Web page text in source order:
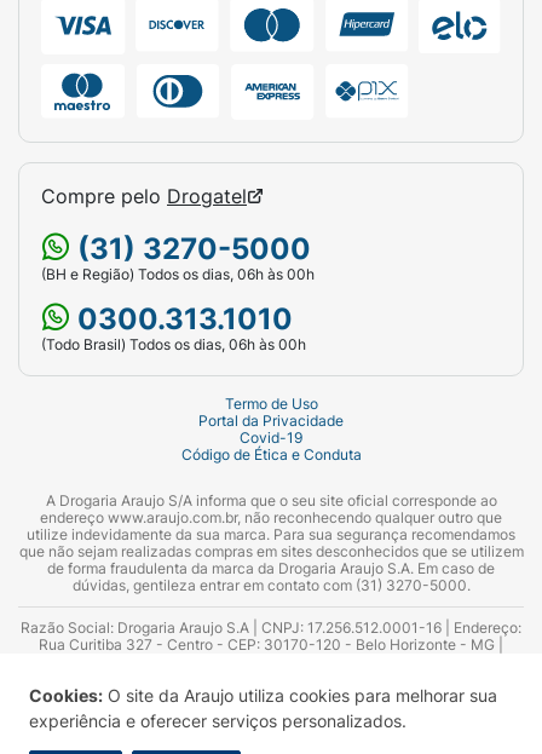
Cookies: O site da Araujo utiliza cookies para melhorar sua
experiência e oferecer serviços personalizados.
Compre pelo Drogatel
(31) 3270-5000
(BH e Região) Todos os dias, 06h às 00h
0300.313.1010
(Todo Brasil) Todos os dias, 06h às 00h
Termo de Uso
Portal da Privacidade
Covid-19
Código de Ética e Conduta
A Drogaria Araujo S/A informa que o seu site oficial corresponde ao
endereço www.araujo.com.br, não reconhecendo qualquer outro que
utilize indevidamente da sua marca. Para sua segurança recomendamos
que não sejam realizadas compras em sites desconhecidos que se utilizem
de forma fraudulenta da marca da Drogaria Araujo S.A. Em caso de
dúvidas, gentileza entrar em contato com (31) 3270-5000.
Razão Social: Drogaria Araujo S.A | CNPJ: 17.256.512.0001-16 | Endereço:
Rua Curitiba 327 - Centro - CEP: 30170-120 - Belo Horizonte - MG |
Azevedo Guimarães – CRF 10.965 | Yasmin Silva Alvarenga – CRF 52.584 -
Consultor substituto: Thiago Aguiar Pinheiro - CRF Nº 13.748. Alvará
Sanitário: 2025020713 | Autorização de Funcionamento da Empresa (AFE):